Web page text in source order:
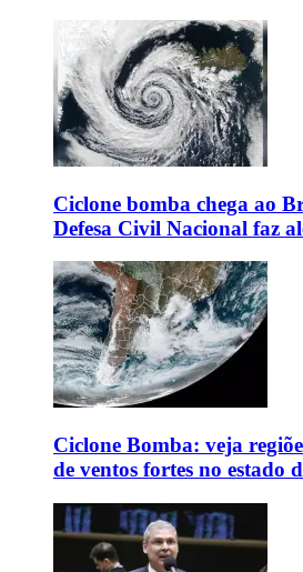
Ciclone bomba chega ao
Defesa Civil Nacional faz
Ciclone Bomba: veja
de ventos fortes no estado